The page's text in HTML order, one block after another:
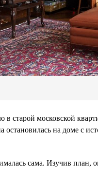
в старой московской
остановилась на доме с
сама. Изучив план,